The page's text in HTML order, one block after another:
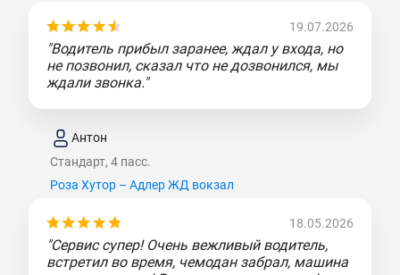
19.07.2026
"Водитель прибыл заранее, ждал у входа, но
не позвонил, сказал что не дозвонился, мы
ждали звонка."
Антон
Стандарт, 4 пасс.
Роза Хутор – Адлер ЖД вокзал
18.05.2026
"Сервис супер! Очень вежливый водитель,
встретил во время, чемодан забрал, машина